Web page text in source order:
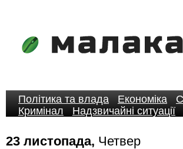
Політика та влада Економіка
Кримінал
Надзвичайні ситуації
23 листопада, Четвер